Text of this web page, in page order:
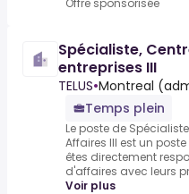
Offre sponsorisée
Spécialiste,
entreprises III
TELUS•Montreal
Temps plein
Le poste de
Affaires III est un
êtes directement
d'affaires avec leurs
Voir plus